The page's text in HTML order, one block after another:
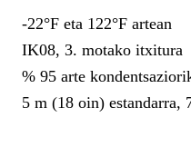
-22°F eta 122°F artean
IK08, 3. motako itxitura
% 95 arte
5 m (18 oin) estandarra,